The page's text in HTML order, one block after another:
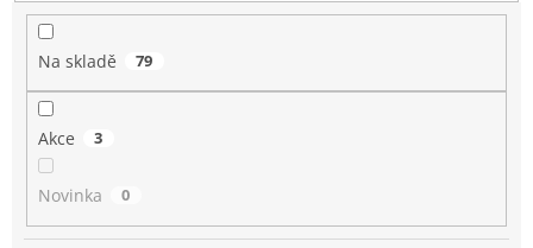
Na skladě 79
Akce 3
Novinka 0